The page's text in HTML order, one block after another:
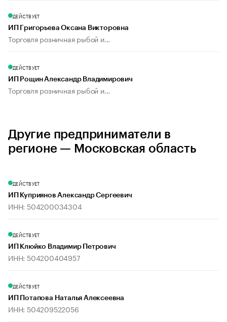
ДЕЙСТВУЕТ
ИП Григорьева Оксана Викторовна
Торговля розничная рыбой и...
ДЕЙСТВУЕТ
ИП Рощин Александр Владимирович
Торговля розничная рыбой и...
Другие предприниматели в
регионе — Московская область
ДЕЙСТВУЕТ
ИП Куприянов Александр Сергеевич
ИНН: 504200034304
ДЕЙСТВУЕТ
ИП Клюйко Владимир Петрович
ИНН: 504200404957
ДЕЙСТВУЕТ
ИП Потапова Наталья Алексеевна
ИНН: 504209522056